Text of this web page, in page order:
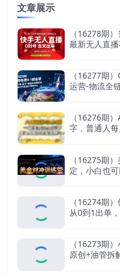
文章展示
（16278期
最新无人直
（16277期
运营-物流全
（16276期
字，普通人
（16275期
定，小白也
（16274期
从0到1出单
（16273期
原创+油管拆